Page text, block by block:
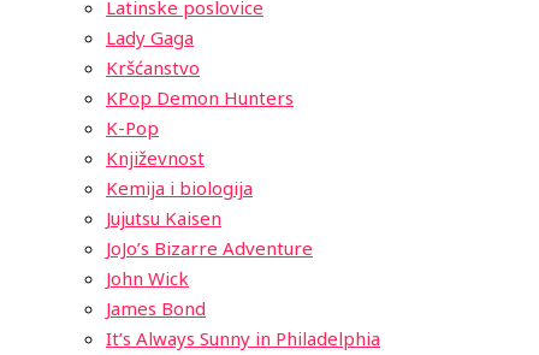
Latinske poslovice
Lady Gaga
Kršćanstvo
KPop Demon Hunters
K-Pop
Književnost
Kemija i biologija
Jujutsu Kaisen
JoJo’s Bizarre Adventure
John Wick
James Bond
It’s Always Sunny in Philadelphia